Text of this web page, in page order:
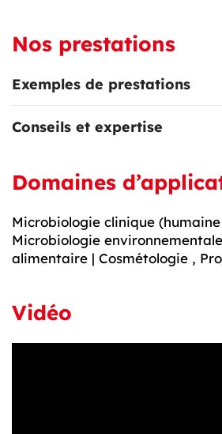
Nos prestations
Exemples de prestations
Conseils et expertise
Domaines
Microbiologie clinique
Microbiologie
alimentaire | Cosmétologie ,
Vidéo